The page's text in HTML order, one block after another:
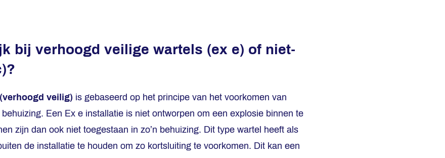
bij verhoogd veilige wartels (ex e) of niet-
veilig) is gebaseerd op het principe van het voorkomen van
Een Ex e installatie is niet ontworpen om een explosie binnen te
zijn dan ook niet toegestaan in zo’n behuizing. Dit type wartel heeft als
de installatie te houden om zo kortsluiting te voorkomen. Dit kan een